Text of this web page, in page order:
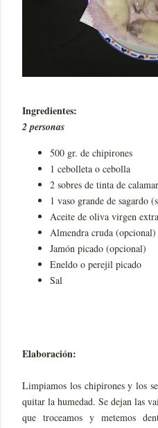
Ingredientes:
2 personas
500 gr. de chipirones
1 cebolleta o cebolla
2 sobres de tinta de calamar
1 vaso grande de sagardo
Aceite de oliva virgen extra
Almendra cruda (opcional)
Jamón picado (opcional)
Eneldo o perejil picado
Sal
Elaboración:
Limpiamos los chipirones y los
quitar la humedad. Se dejan las
que troceamos y metemos